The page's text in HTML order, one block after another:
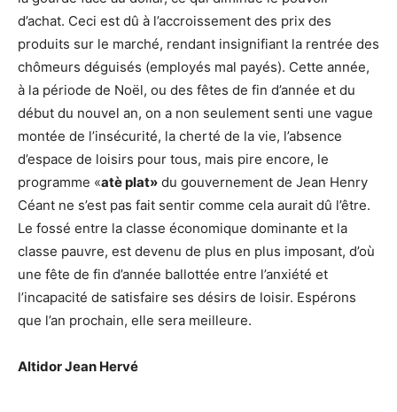
d’achat. Ceci est dû à l’accroissement des prix des
produits sur le marché, rendant insignifiant la rentrée des
chômeurs déguisés (employés mal payés). Cette année,
à la période de Noël, ou des fêtes de fin d’année et du
début du nouvel an, on a non seulement senti une vague
montée de l’insécurité, la cherté de la vie, l’absence
d’espace de loisirs pour tous, mais pire encore, le
programme «atè plat» du gouvernement de Jean Henry
Céant ne s’est pas fait sentir comme cela aurait dû l’être.
Le fossé entre la classe économique dominante et la
classe pauvre, est devenu de plus en plus imposant, d’où
une fête de fin d’année ballottée entre l’anxiété et
l’incapacité de satisfaire ses désirs de loisir. Espérons
que l’an prochain, elle sera meilleure.
Altidor Jean Hervé